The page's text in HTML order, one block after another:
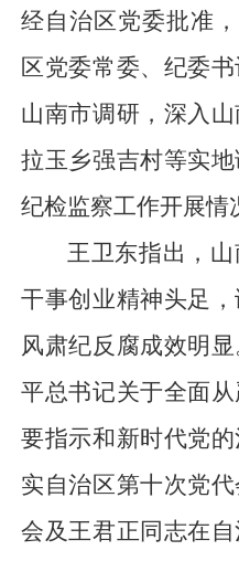
经自治区党委批准
区党委常委、纪委
山南市调研，深入
拉玉乡强吉村等实
纪检监察工作开展情
王卫东指出，
干事创业精神头足
风肃纪反腐成效明
平总书记关于全面
要指示和新时代党
实自治区第十次党
会及王君正同志在